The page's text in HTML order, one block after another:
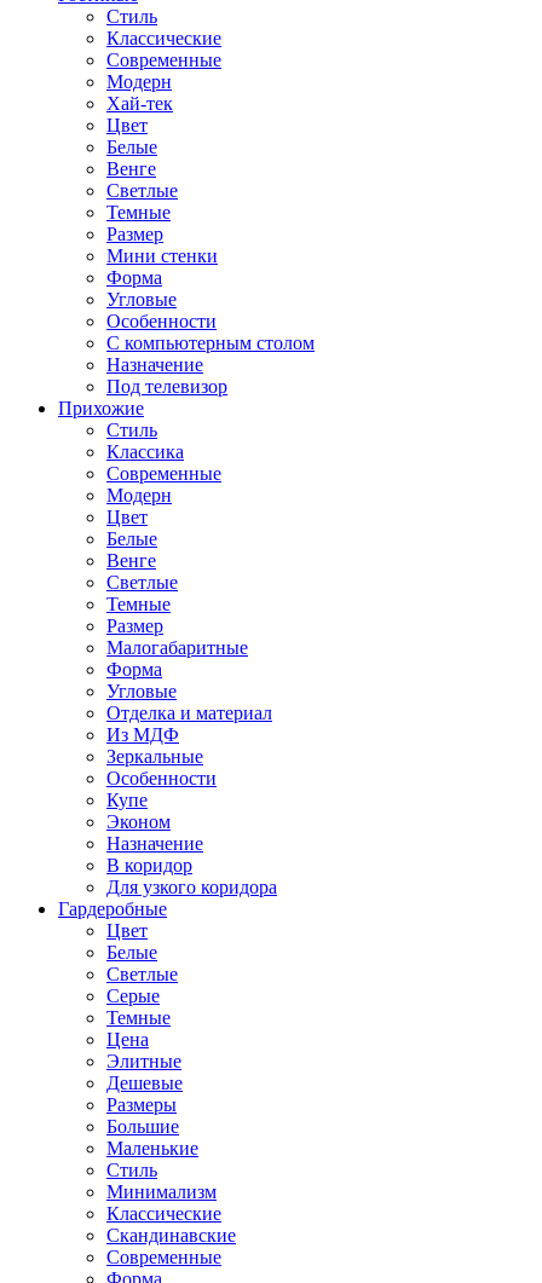
Стиль
Классические
Современные
Модерн
Хай-тек
Цвет
Белые
Венге
Светлые
Темные
Размер
Мини стенки
Форма
Угловые
Особенности
С компьютерным столом
Назначение
Под телевизор
Прихожие
Стиль
Классика
Современные
Модерн
Цвет
Белые
Венге
Светлые
Темные
Размер
Малогабаритные
Форма
Угловые
Отделка и материал
Из МДФ
Зеркальные
Особенности
Купе
Эконом
Назначение
В коридор
Для узкого коридора
Гардеробные
Цвет
Белые
Светлые
Серые
Темные
Цена
Элитные
Дешевые
Размеры
Большие
Маленькие
Стиль
Минимализм
Классические
Скандинавские
Современные
Форма